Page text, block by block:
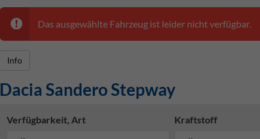
Das ausgewählte Fahrzeug ist leider nicht verfügbar.
Info
Dacia Sandero Stepway
Verfügbarkeit, Art Kraftstoff